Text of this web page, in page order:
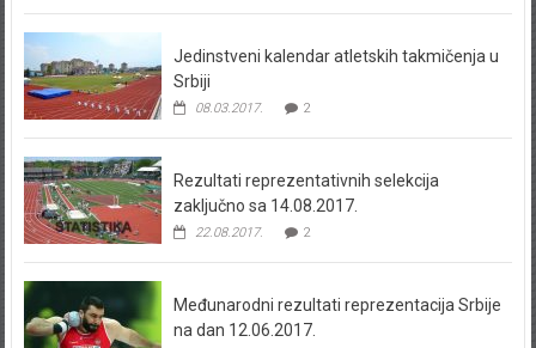
Jedinstveni kalendar atletskih takmičenja u
Srbiji
08.03.2017. 2
Rezultati reprezentativnih selekcija
zaključno sa 14.08.2017.
22.08.2017. 2
Međunarodni rezultati reprezentacija Srbije
na dan 12.06.2017.